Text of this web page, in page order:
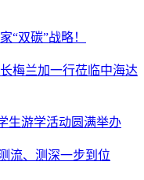
“双碳”战略！
梅兰加一行莅临中海达
生游学活动圆满举办
流、测深一步到位